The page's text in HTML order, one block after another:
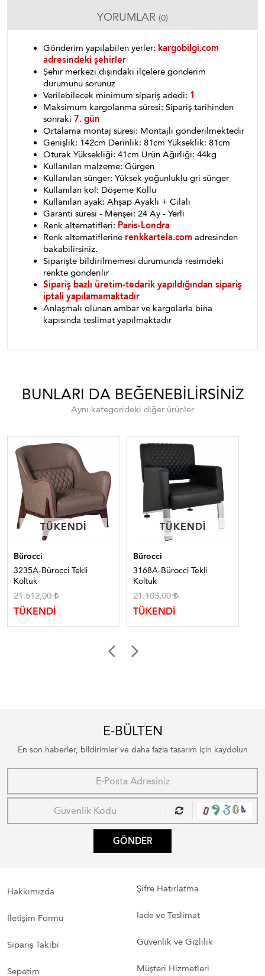
YORUMLAR (0)
Gönderim yapılabilen yerler: kargobilgi.com
adresindeki şehirler
Şehir merkezi dışındaki ilçelere gönderim
durumunu sorunuz
Verilebilecek minimum sipariş adedi: 1
Maksimum kargolanma süresi: Sipariş tarihinden
sonraki 7. gün
Ortalama montaj süresi: Montajlı gönderilmektedir
Genişlik: 142cm Derinlik: 81cm Yükseklik: 81cm
Oturak Yüksekliği: 41cm Ürün Ağırlığı: 44kg
Kullanılan malzeme: Gürgen
Kullanılan sünger: Yüksek yoğunluklu gri sünger
Kullanılan kol: Döşeme Kollu
Kullanılan ayak: Ahşap Ayaklı + Cilalı
Garanti süresi - Menşei: 24 Ay - Yerli
Renk alternatifleri: Paris-Londra
Renk alternatiflerine renkkartela.com adresinden
bakabilirsiniz.
Siparişte bildirilmemesi durumunda resimdeki
renkte gönderilir
Sipariş bazlı üretim-tedarik yapıldığından sipariş
iptali yapılamamaktadır
Anlaşmalı olunan ambar ve kargolarla bina
kapısında teslimat yapılmaktadır
BUNLARI DA BEĞENEBILIRSINIZ
Aynı kategorideki diğer ürünler
TÜKENDI
TÜKENDI
Bürocci
3235A-Bürocci Tekli
Koltuk
21.512,00
TÜKENDİ
TÜKENDI
TÜKENDI
Bürocci
3168A-Bürocci Tekli
Koltuk
21.103,00
TÜKENDİ
E-BÜLTEN
En son haberler, bildirimler ve daha fazla tasarım için kaydolun
GÖNDER
Hakkımızda
İletişim Formu
Sipariş Takibi
Sepetim
Şifre Hatırlatma
İade ve Teslimat
Güvenlik ve Gizlilik
Müşteri Hizmetleri